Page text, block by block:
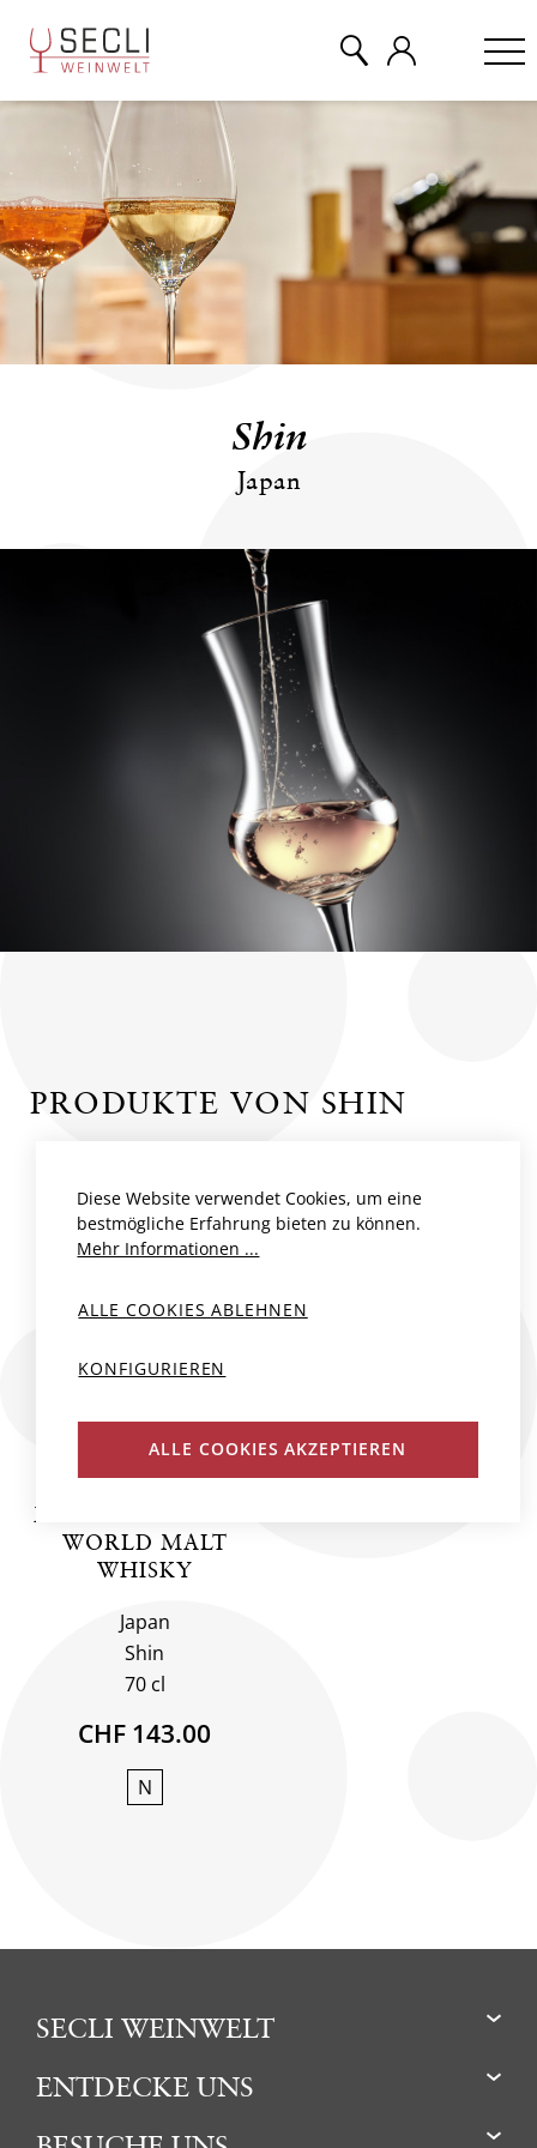
Shin
Japan
PRODUKTE VON SHIN
MIZUNARA FINISH
WORLD MALT
WHISKY
Japan
Shin
70 cl
CHF 143.00
N
SECLI WEINWELT
ENTDECKE UNS
WEINE
CHAMPAGNER
& MEHR
Diese Website verwendet Cookies, um eine
bestmögliche Erfahrung bieten zu können.
Mehr Informationen ...
ALLE COOKIES ABLEHNEN
KONFIGURIEREN
ALLE COOKIES AKZEPTIEREN